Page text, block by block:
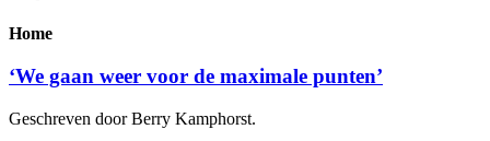
Home
‘We gaan weer voor de maximale punten’
Geschreven door Berry Kamphorst.